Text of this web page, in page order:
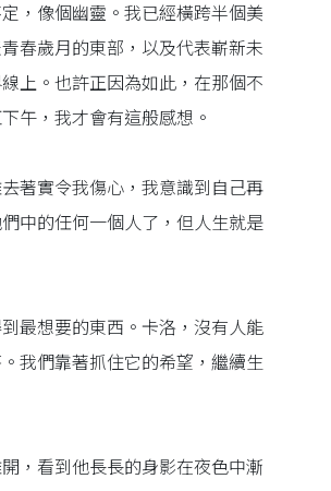
，像個幽靈。我已經橫跨半個美
春歲月的東部，以及代表嶄新未
上。也許正因為如此，在那個不
午，我才會有這般感想。
去著實令我傷心，我意識到自己再
中的任何一個人了，但人生就是
到最想要的東西。卡洛，沒有人能
我們靠著抓住它的希望，繼續生
開，看到他長長的身影在夜色中漸